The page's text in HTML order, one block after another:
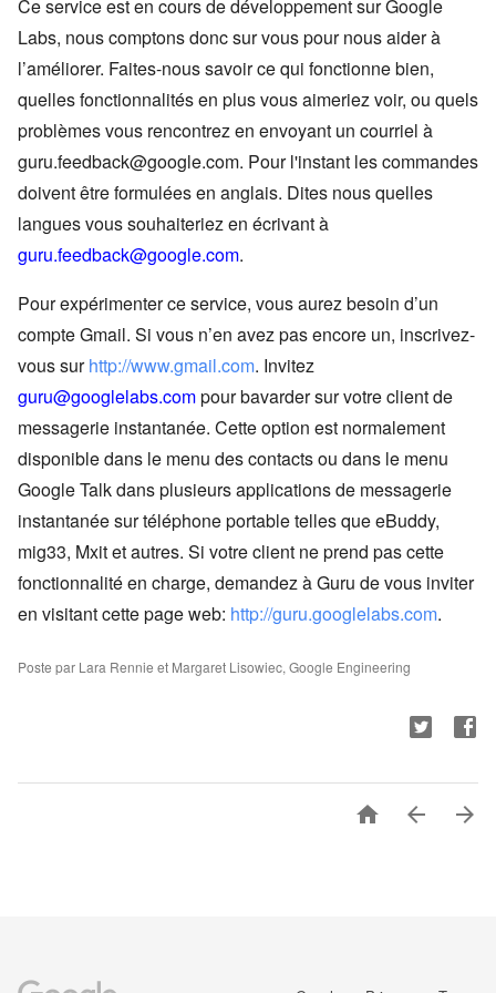
Ce service est en cours de développement sur Google
Labs, nous comptons donc sur vous pour nous aider à
l’améliorer. Faites-nous savoir ce qui fonctionne bien,
quelles fonctionnalités en plus vous aimeriez voir, ou quels
problèmes vous rencontrez en envoyant un courriel à
guru.feedback@google.com. Pour l'instant les commandes
doivent être formulées en anglais. Dites nous quelles
langues vous souhaiteriez en écrivant à
guru.feedback@google.com.
Pour expérimenter ce service, vous aurez besoin d’un
compte Gmail. Si vous n’en avez pas encore un, inscrivez-
vous surhttp://www.gmail.com. Invitez
guru@googlelabs.compour bavarder sur votre client de
messagerie instantanée. Cette option est normalement
disponible dans le menu des contacts ou dans le menu
Google Talk dans plusieurs applications de messagerie
instantanée sur téléphone portable telles que eBuddy,
mig33, Mxit et autres. Si votre client ne prend pas cette
fonctionnalité en charge, demandez à Guru de vous inviter
en visitant cette page web: http://guru.googlelabs.com.
Poste par Lara Rennie et Margaret Lisowiec, Google Engineering
  